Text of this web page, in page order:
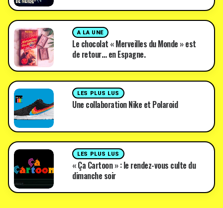
A LA UNE
Le chocolat « Merveilles du Monde » est
de retour… en Espagne.
LES PLUS LUS
Une collaboration Nike et Polaroid
LES PLUS LUS
« Ça Cartoon » : le rendez-vous culte du
dimanche soir